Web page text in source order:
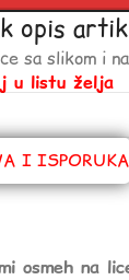
opis
sa slikom i
u listu želja
I ISPORUKA
osmeh na